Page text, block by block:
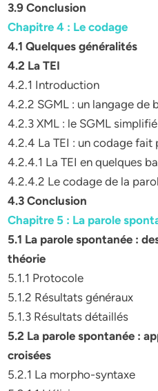
3.9 Conclusion
Chapitre 4 : Le codage
4.1 Quelques généralités
4.2 La TEI
4.2.1 Introduction
4.2.2 SGML : un langage de
4.2.3 XML : le SGML simplifié
4.2.4 La TEI : un codage fait
4.2.4.1 La TEI en quelques
4.2.4.2 Le codage de la
4.3 Conclusion
Chapitre 5 : La parole
5.1 La parole spontanée :
théorie
5.1.1 Protocole
5.1.2 Résultats généraux
5.1.3 Résultats détaillés
5.2 La parole spontanée :
croisées
5.2.1 La morpho-syntaxe